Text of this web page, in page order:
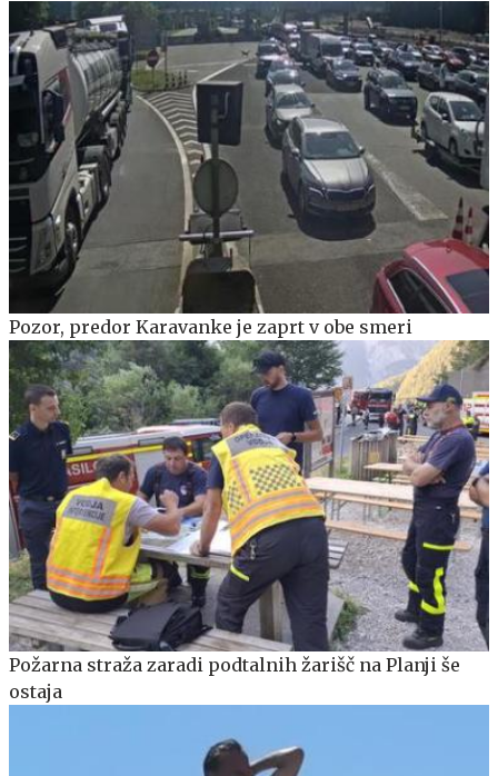
Pozor, predor Karavanke je zaprt v obe smeri
Požarna straža zaradi podtalnih žarišč na Planji še
ostaja